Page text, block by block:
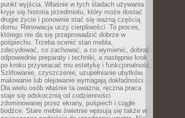
punkt wyjścia. Właśnie w tych śladach używania
kryje się historia przedmiotu, który może dostać
drugie życie i ponownie stać się ważną częścią
domu. Renowacja uczy cierpliwości. To proces,
którego nie da się przeprowadzić dobrze w
pośpiechu. Trzeba ocenić stan mebla,
zdecydować, co zachować, a co wymienić, dobrać
odpowiednie preparaty i techniki, a następnie krok
po kroku przywracać mu estetykę i funkcjonalność.
Szlifowanie, czyszczenie, uzupełnianie ubytków,
malowanie lub olejowanie wymagają dokładności.
Dla wielu osób właśnie ta uważna, ręczna praca
staje się odskocznią od codzienności
zdominowanej przez ekrany, pośpiech i ciągłe
bodźce. Stare meble świetnie wpisują się także w